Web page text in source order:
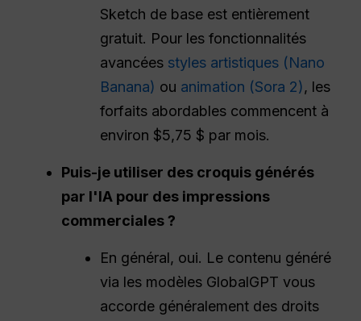
Sketch de base est entièrement
gratuit. Pour les fonctionnalités
avancées styles artistiques (Nano
Banana) ou animation (Sora 2), les
forfaits abordables commencent à
environ $5,75 $ par mois.
Puis-je utiliser des croquis générés
par l'IA pour des impressions
commerciales ?
En général, oui. Le contenu généré
via les modèles GlobalGPT vous
accorde généralement des droits